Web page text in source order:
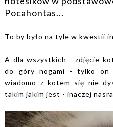
Pocahontas...
To by było na tyle w kwestii
A dla wszystkich - zdjęcie
do góry nogami - tylko on
wiadomo z kotem się nie
takim jakim jest - inaczej